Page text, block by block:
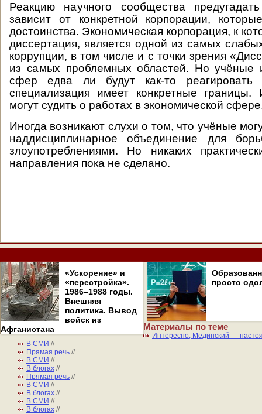
Реакцию научного сообщества
зависит от конкретной корпорации,
достоинства. Экономическая корпорация, к
диссертация, является одной из самых
коррупции, в том числе и с точки зрения
из самых проблемных областей. Но учёные
сфер едва ли будут как-то реагировать
специализация имеет конкретные границы.
могут судить о работах в экономической
Иногда возникают слухи о том, что учёные
наддисциплинарное объединение для
злоупотреблениями. Но никаких
направления пока не сделано.
«Ускорение» и
«перестройка».
1986–1988 годы.
Внешняя
политика. Вывод
войск из
Афганистана
просто
Материалы по теме
Интересно, Мединский —
В СМИ //
Прямая речь //
В СМИ //
В блогах //
Прямая речь //
В СМИ //
В блогах //
В СМИ //
В блогах //